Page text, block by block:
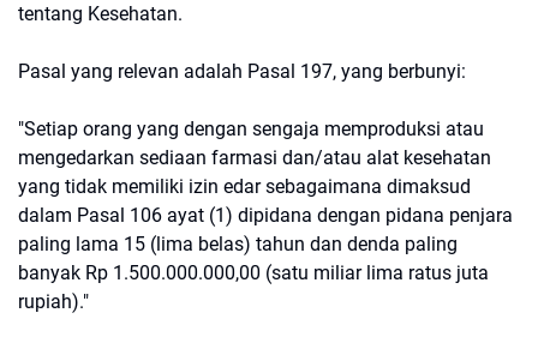
tentang Kesehatan.
​Pasal yang relevan adalah Pasal 197, yang berbunyi:
​"Setiap orang yang dengan sengaja memproduksi atau
mengedarkan sediaan farmasi dan/atau alat kesehatan
yang tidak memiliki izin edar sebagaimana dimaksud
dalam Pasal 106 ayat (1) dipidana dengan pidana penjara
paling lama 15 (lima belas) tahun dan denda paling
banyak Rp 1.500.000.000,00 (satu miliar lima ratus juta
rupiah)."